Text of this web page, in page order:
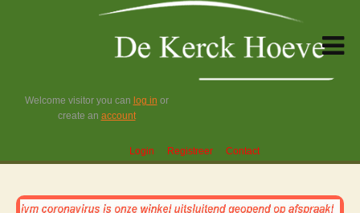
Welcome visitor you can log in or
create an account
Login Registreer Contact